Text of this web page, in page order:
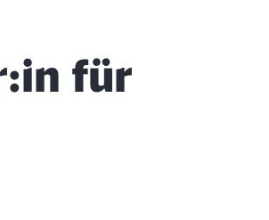
für